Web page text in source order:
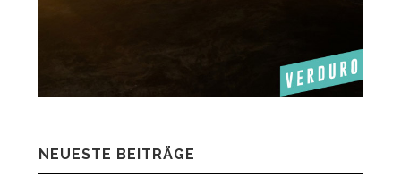
NEUESTE BEITRÄGE